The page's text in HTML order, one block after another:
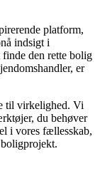
platform,
indsigt i
finde den rette bolig
er
til virkelighed. Vi
du behøver
i vores fællesskab,